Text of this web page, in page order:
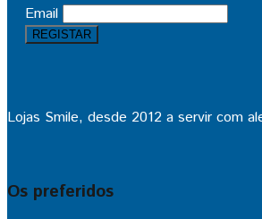
Email
Lojas Smile, desde 2012 a servir com
Os preferidos